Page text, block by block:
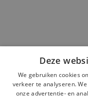
Deze
We gebruiken cookies
verkeer te analyseren.
onze advertentie- en